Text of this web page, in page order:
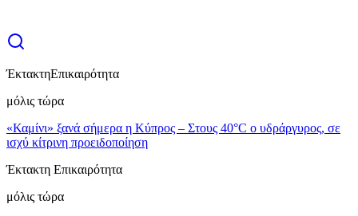
ΈκτακτηΕπικαιρότητα
μόλις τώρα
«Καμίνι» ξανά σήμερα η Κύπρος – Στους 40°C ο υδράργυρος, σε
ισχύ κίτρινη προειδοποίηση
Έκτακτη Επικαιρότητα
μόλις τώρα